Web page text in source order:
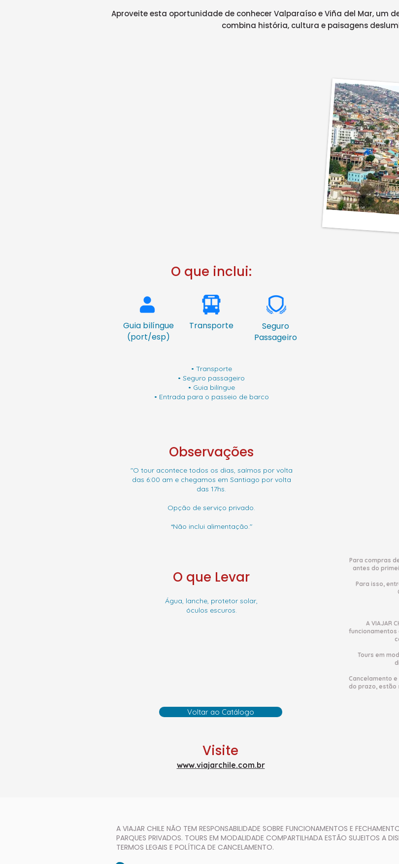
Aproveite esta oportunidade de conhecer Valparaíso e Viña del Mar, um
combina história, cultura e paisagens
O que inclui:
Guia bilíngue
(port/esp)
Transporte
Seguro
Passageiro
• Transporte
• Seguro passageiro
• Guia bilíngue
• Entrada para o passeio de barco
Observações
"O tour acontece todos os dias, saímos por volta
das 6:00 am e chegamos em Santiago por volta
das 17hs.
Opção de serviço privado.
*Não inclui alimentação."
O que Levar
Água, lanche, protetor solar,
óculos escuros.
Para compras
antes do
Para isso,
A VIAJAR
Tours em
Cancelamento
do prazo, estão
Voltar ao Catálogo
Visite
www.viajarchile.com.br
A VIAJAR CHILE NÃO TEM RESPONSABILIDADE SOBRE FUNCIONAMENTOS E
PARQUES PRIVADOS. TOURS EM MODALIDADE COMPARTILHADA ESTÃO SUJEITOS A
TERMOS LEGAIS E POLÍTICA DE CANCELAMENTO.